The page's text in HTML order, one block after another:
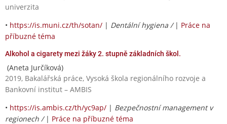
univerzita
• https://is.muni.cz/th/sotan/ | Dentální hygiena / | Práce na
příbuzné téma
Alkohol a cigarety mezi žáky 2. stupně základních škol.
(Aneta Jurčíková)
2019, Bakalářská práce, Vysoká škola regionálního rozvoje a
Bankovní institut – AMBIS
• https://is.ambis.cz/th/yc9ap/ | Bezpečnostní management v
regionech / | Práce na příbuzné téma